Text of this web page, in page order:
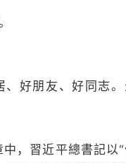
朋友、好同志。
習近平總書記以“